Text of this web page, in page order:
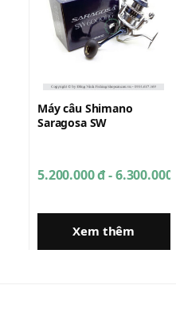
Máy câu Shimano
Saragosa SW
5.200.000 đ - 6.300.000 đ
Xem thêm